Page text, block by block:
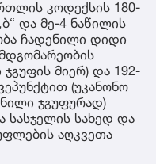
კოდექსის 180-
და მე-4 ნაწილის
ჩადენილი დიდი
მიერ) და 192-
(უკანონო
ჯგუფურად)
სახედ და
აღკვეთა